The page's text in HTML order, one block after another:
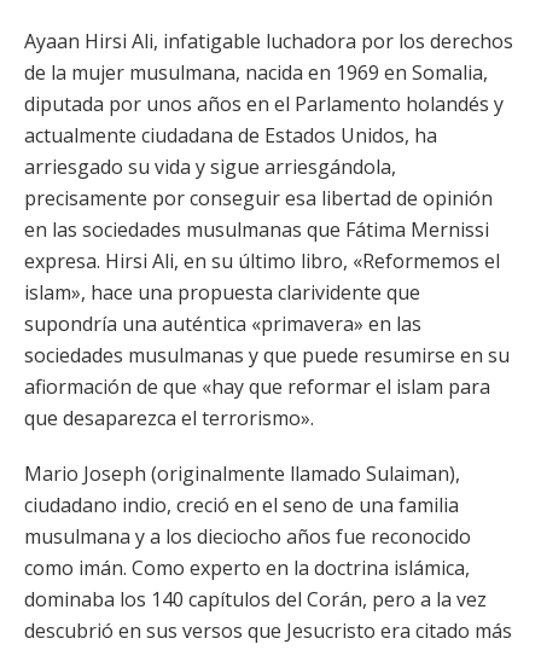
Ayaan Hirsi Ali, infatigable luchadora por los derechos
de la mujer musulmana, nacida en 1969 en Somalia,
diputada por unos años en el Parlamento holandés y
actualmente ciudadana de Estados Unidos, ha
arriesgado su vida y sigue arriesgándola,
precisamente por conseguir esa libertad de opinión
en las sociedades musulmanas que Fátima Mernissi
expresa. Hirsi Ali, en su último libro, «Reformemos el
islam», hace una propuesta clarividente que
supondría una auténtica «primavera» en las
sociedades musulmanas y que puede resumirse en su
afiormación de que «hay que reformar el islam para
que desaparezca el terrorismo».
Mario Joseph (originalmente llamado Sulaiman),
ciudadano indio, creció en el seno de una familia
musulmana y a los dieciocho años fue reconocido
como imán. Como experto en la doctrina islámica,
dominaba los 140 capítulos del Corán, pero a la vez
descubrió en sus versos que Jesucristo era citado más